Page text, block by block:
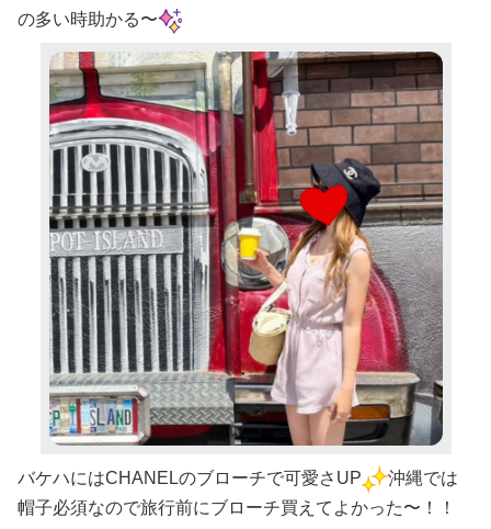
の多い時助かる〜
バケハにはCHANELのブローチで可愛さUP
沖縄では
帽子必須なので旅行前にブローチ買えてよかった〜！！